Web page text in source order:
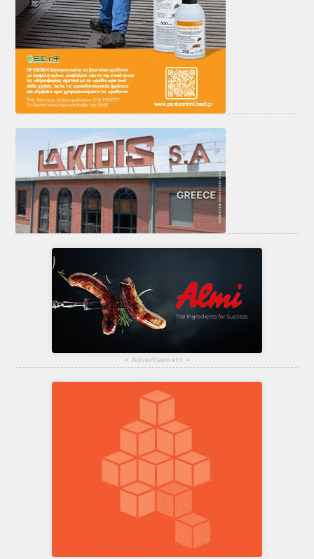
▴ Advertisement ▴